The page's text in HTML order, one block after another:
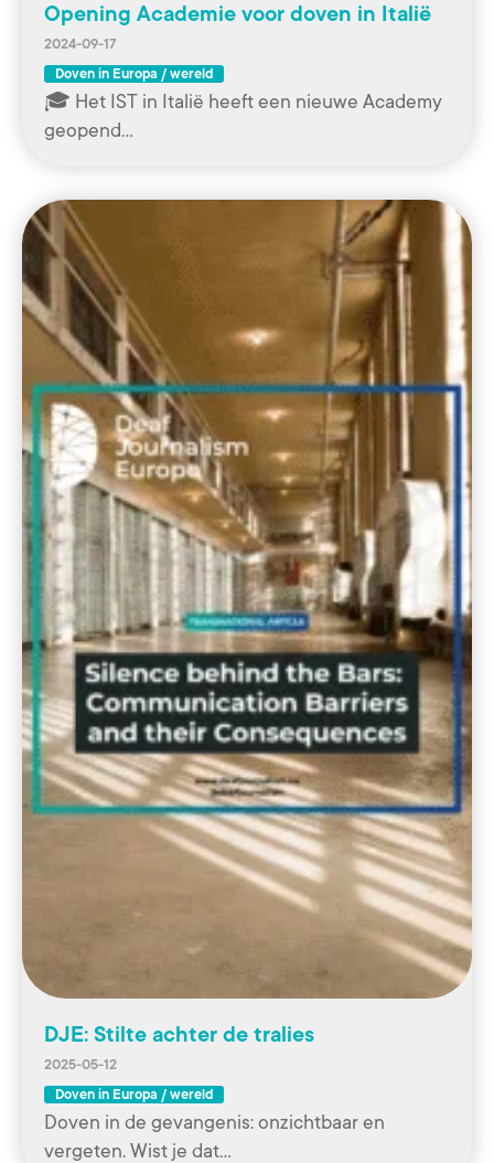
Opening Academie voor doven in Italië
2024-09-17
Doven in Europa / wereld
🎓 Het IST in Italië heeft een nieuwe Academy
geopend…
DJE: Stilte achter de tralies
2025-05-12
Doven in Europa / wereld
Doven in de gevangenis: onzichtbaar en
vergeten. Wist je dat…